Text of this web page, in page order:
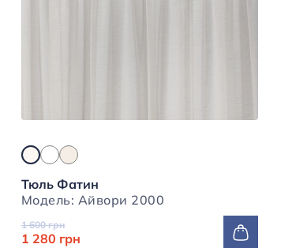
Тюль Фатин
Модель: Айвори 2000
1 600 грн
1 280 грн